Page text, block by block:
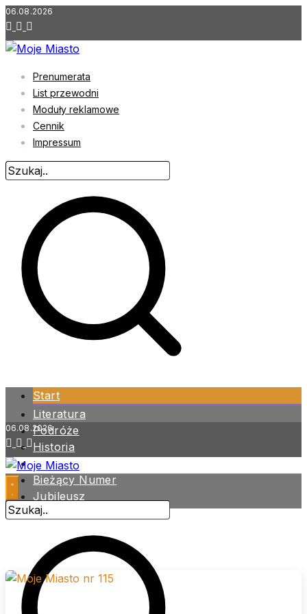
Przejdź
do
treści
06.08.2026
Prenumerata
List przewodni
Moduły reklamowe
Cennik
Impressum
Start
Literatura
Podróże
Historia
Zdrowie
Bieżący Numer
Jubileusz
Archiwum
06.08.2026